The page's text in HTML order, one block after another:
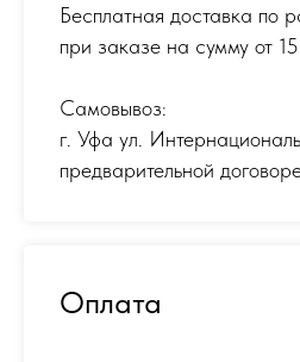
Бесплатная доставка по
при заказе на сумму от
Самовывоз:
г. Уфа ул.
предварительной
Оплата